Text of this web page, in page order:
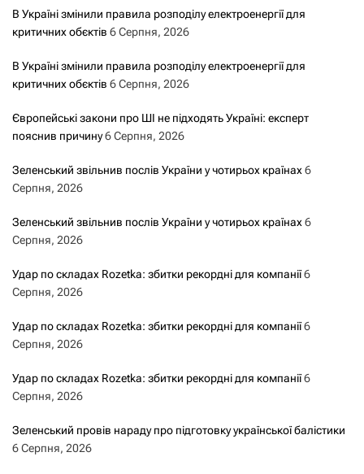
В Україні змінили правила розподілу електроенергії для
критичних обєктів 6 Серпня, 2026
В Україні змінили правила розподілу електроенергії для
критичних обєктів 6 Серпня, 2026
Європейські закони про ШІ не підходять Україні: експерт
пояснив причину6 Серпня, 2026
Зеленський звільнив послів України у чотирьох країнах6
Серпня, 2026
Зеленський звільнив послів України у чотирьох країнах6
Серпня, 2026
Удар по складах Rozetka: збитки рекордні для компанії6
Серпня, 2026
Удар по складах Rozetka: збитки рекордні для компанії6
Серпня, 2026
Удар по складах Rozetka: збитки рекордні для компанії6
Серпня, 2026
Зеленський провів нараду про підготовку української балістики
6 Серпня, 2026